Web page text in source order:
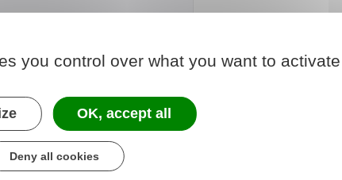
you control over what you want to activate
OK, accept all
Deny all cookies